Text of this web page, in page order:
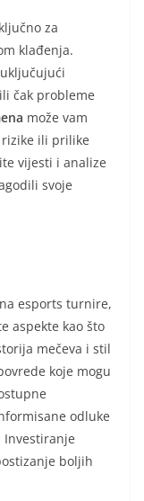
za
klađenja.
čak probleme
može vam
ili prilike
vijesti i analize
svoje
esports turnire,
aspekte kao što
mečeva i stil
koje mogu
odluke
Investiranje
boljih